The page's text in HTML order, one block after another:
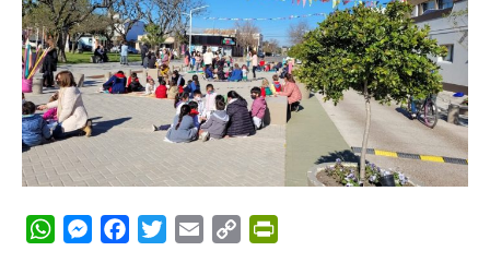
WhatsApp
Messenger
FacebookTwitterEmail Copy